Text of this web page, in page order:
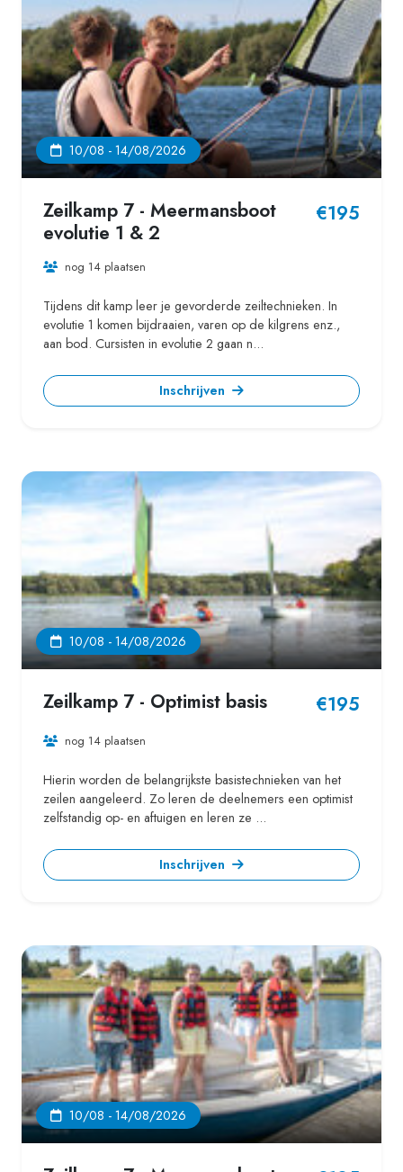
10/08 - 14/08/2026
Zeilkamp 7 - Meermansboot
evolutie 1 & 2
€195
nog 14 plaatsen
Tijdens dit kamp leer je gevorderde zeiltechnieken. In
evolutie 1 komen bijdraaien, varen op de kilgrens enz.,
aan bod. Cursisten in evolutie 2 gaan n...
Inschrijven
10/08 - 14/08/2026
Zeilkamp 7 - Optimist basis €195
nog 14 plaatsen
Hierin worden de belangrijkste basistechnieken van het
zeilen aangeleerd. Zo leren de deelnemers een optimist
zelfstandig op- en aftuigen en leren ze ...
Inschrijven
10/08 - 14/08/2026